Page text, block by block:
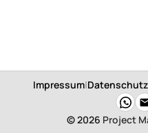
Impressum|Datenschutz
© 2026 Project